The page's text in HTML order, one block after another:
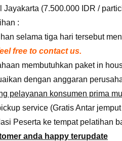
Jayakarta (7.500.000 IDR /
:
selama tiga hari tersebut
free to contact us.
membutuhkan paket in
dengan anggaran
pelayanan konsumen prima
service (Gratis Antar
Peserta ke tempat pelatihan
anda happy terupdate